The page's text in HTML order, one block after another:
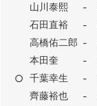
山川泰熙
-
石田直裕
-
高橋佑二郎 -
本田奎
-
○ 千葉幸生 -
齊藤裕也
-